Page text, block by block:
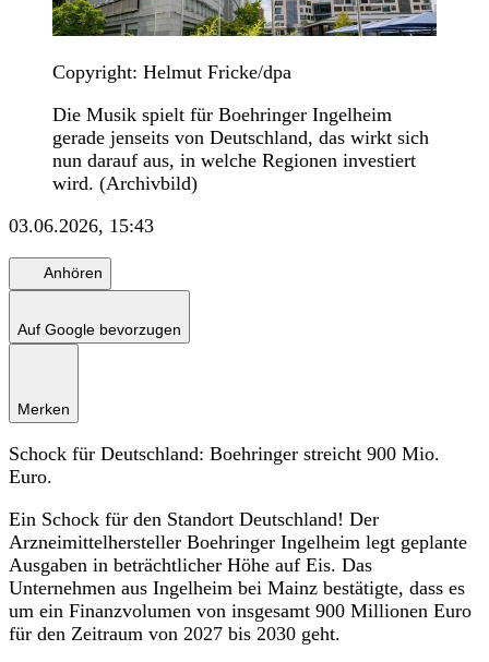
Copyright: Helmut Fricke/dpa
Die Musik spielt für Boehringer Ingelheim
gerade jenseits von Deutschland, das wirkt sich
nun darauf aus, in welche Regionen investiert
wird. (Archivbild)
03.06.2026, 15:43
Anhören
Auf Google bevorzugen
Merken
Schock für Deutschland: Boehringer streicht 900 Mio.
Euro.
Ein Schock für den Standort Deutschland! Der
Arzneimittelhersteller Boehringer Ingelheim legt geplante
Ausgaben in beträchtlicher Höhe auf Eis. Das
Unternehmen aus Ingelheim bei Mainz bestätigte, dass es
um ein Finanzvolumen von insgesamt 900 Millionen Euro
für den Zeitraum von 2027 bis 2030 geht.